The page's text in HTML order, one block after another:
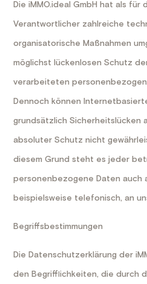
Die iMMO.ideal GmbH hat als für
Verantwortlicher zahlreiche
organisatorische Maßnahmen
möglichst lückenlosen Schutz
verarbeiteten
Dennoch können
grundsätzlich Sicherheitslücken
absoluter Schutz nicht
diesem Grund steht es jeder
personenbezogene Daten auch
beispielsweise telefonisch, an
Begriffsbestimmungen
Die Datenschutzerklärung der
den Begrifflichkeiten, die durch